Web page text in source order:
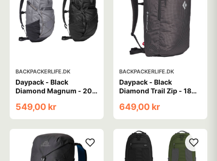
BACKPACKERLIFE.DK
Daypack - Black
Diamond Magnum - 20
549,00 kr
BACKPACKERLIFE.DK
Daypack - Black
Diamond Trail Zip - 18
649,00 kr